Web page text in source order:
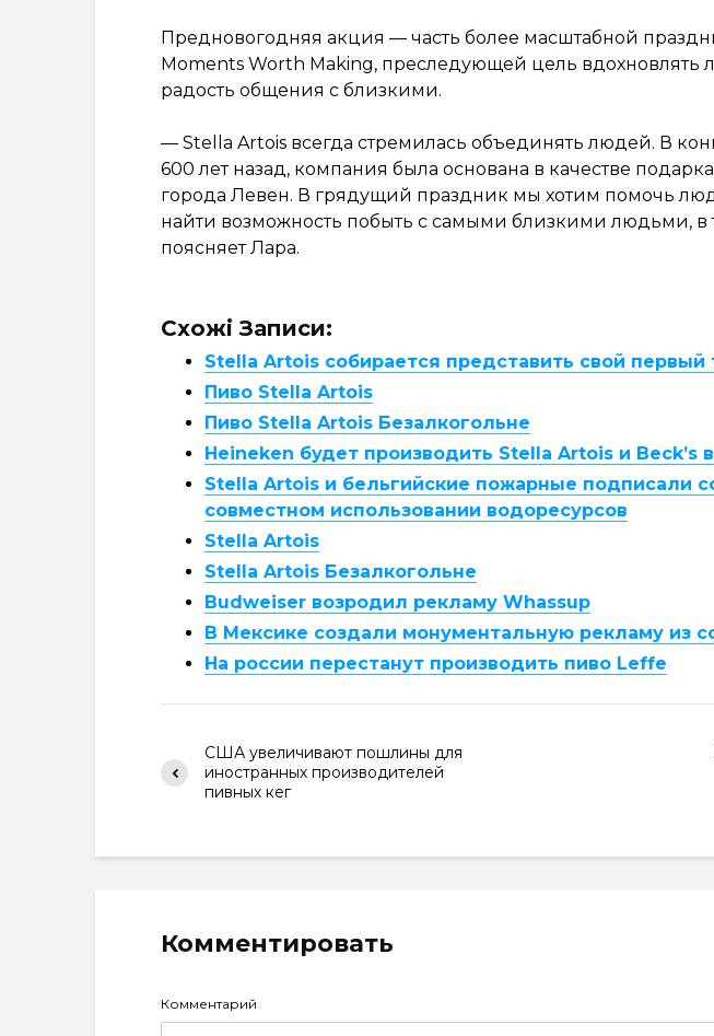
Предновогодняя акция — часть более масштабной
Moments Worth Making, преследующей цель вдохновлять
радость общения с близкими.
— Stella Artois всегда стремилась объединять людей. В
600 лет назад, компания была основана в качестве
города Левен. В грядущий праздник мы хотим помочь
найти возможность побыть с самыми близкими людьми, в
поясняет Лара.
Схожі Записи:
Stella Artois собирается представить свой
Пиво Stella Artois
Пиво Stella Artois Безалкогольне
Heineken будет производить Stella Artois и Beck’s
Stella Artois и бельгийские пожарные подписали
совместном использовании водоресурсов
Stella Artois
Stella Artois Безалкогольне
Budweiser возродил рекламу Whassup
В Мексике создали монументальную рекламу из
На россии перестанут производить пиво Leffe
США увеличивают пошлины для
иностранных производителей
пивных кег
Комментировать
Комментарий